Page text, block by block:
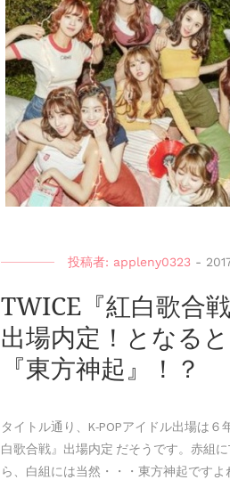
投稿者: appleny0323 -
TWICE『紅白歌合
出場内定！となる
『東方神起』！？
タイトル通り、K-POPアイドル出場は６
白歌合戦』出場内定 だそうです。赤組に
ら、白組には当然・・・東方神起ですよ